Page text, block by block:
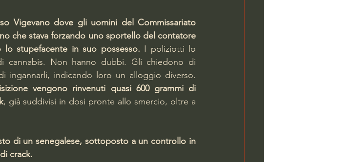
Vigevano dove gli uomini del Commissariato
che stava forzando uno sportello del contatore
lo stupefacente in suo possesso. I poliziotti lo
cannabis. Non hanno dubbi. Gli chiedono di
ingannarli, indicando loro un alloggio diverso.
vengono rinvenuti quasi 600 grammi di
, già suddivisi in dosi pronte allo smercio, oltre a
di un senegalese, sottoposto a un controllo in
crack.